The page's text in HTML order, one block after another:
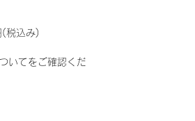
税込み)
いてをご確認くだ